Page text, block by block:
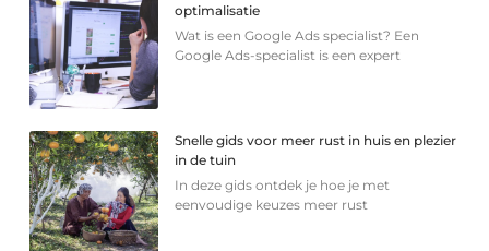
optimalisatie
Wat is een Google Ads specialist? Een
Google Ads-specialist is een expert
Snelle gids voor meer rust in huis en plezier
in de tuin
In deze gids ontdek je hoe je met
eenvoudige keuzes meer rust